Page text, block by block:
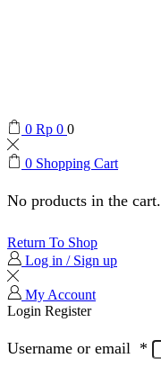
0 Rp 0 0
0 Shopping Cart
No products in the cart.
Return To Shop
Log in / Sign up
My Account
Login Register
Username or email *